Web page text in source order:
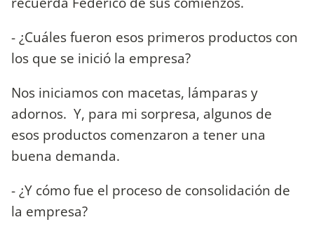
- ¿Cuáles fueron esos primeros productos con
los que se inició la empresa?
Nos iniciamos con macetas, lámparas y
adornos. Y, para mi sorpresa, algunos de
esos productos comenzaron a tener una
buena demanda.
- ¿Y cómo fue el proceso de consolidación de
la empresa?